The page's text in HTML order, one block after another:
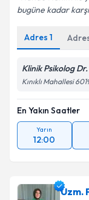
bugüne kadar
Adres 1
Klinik Psikolog
Kınıklı Mahallesi
En Yakın Saatler
Yarın
12:00
Uzm.